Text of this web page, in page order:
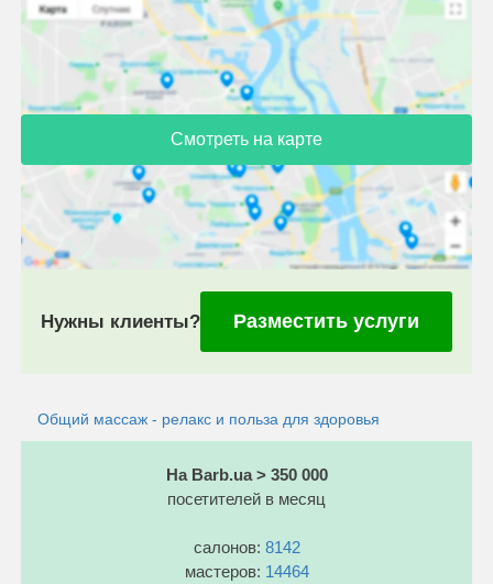
Смотреть на карте
Нужны клиенты? Разместить услуги
Общий массаж - релакс и польза для здоровья
На Barb.ua > 350 000
посетителей в месяц
салонов: 8142
мастеров: 14464